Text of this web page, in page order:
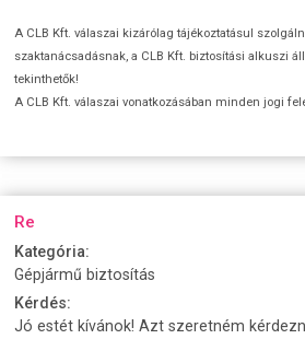
A CLB Kft. válaszai kizárólag tájékoztatásul
szaktanácsadásnak, a CLB Kft. biztosítási alkuszi
tekinthetők!
A CLB Kft. válaszai vonatkozásában minden jogi
Re
Kategória:
Gépjármű biztosítás
Kérdés:
Jó estét kívánok! Azt szeretném